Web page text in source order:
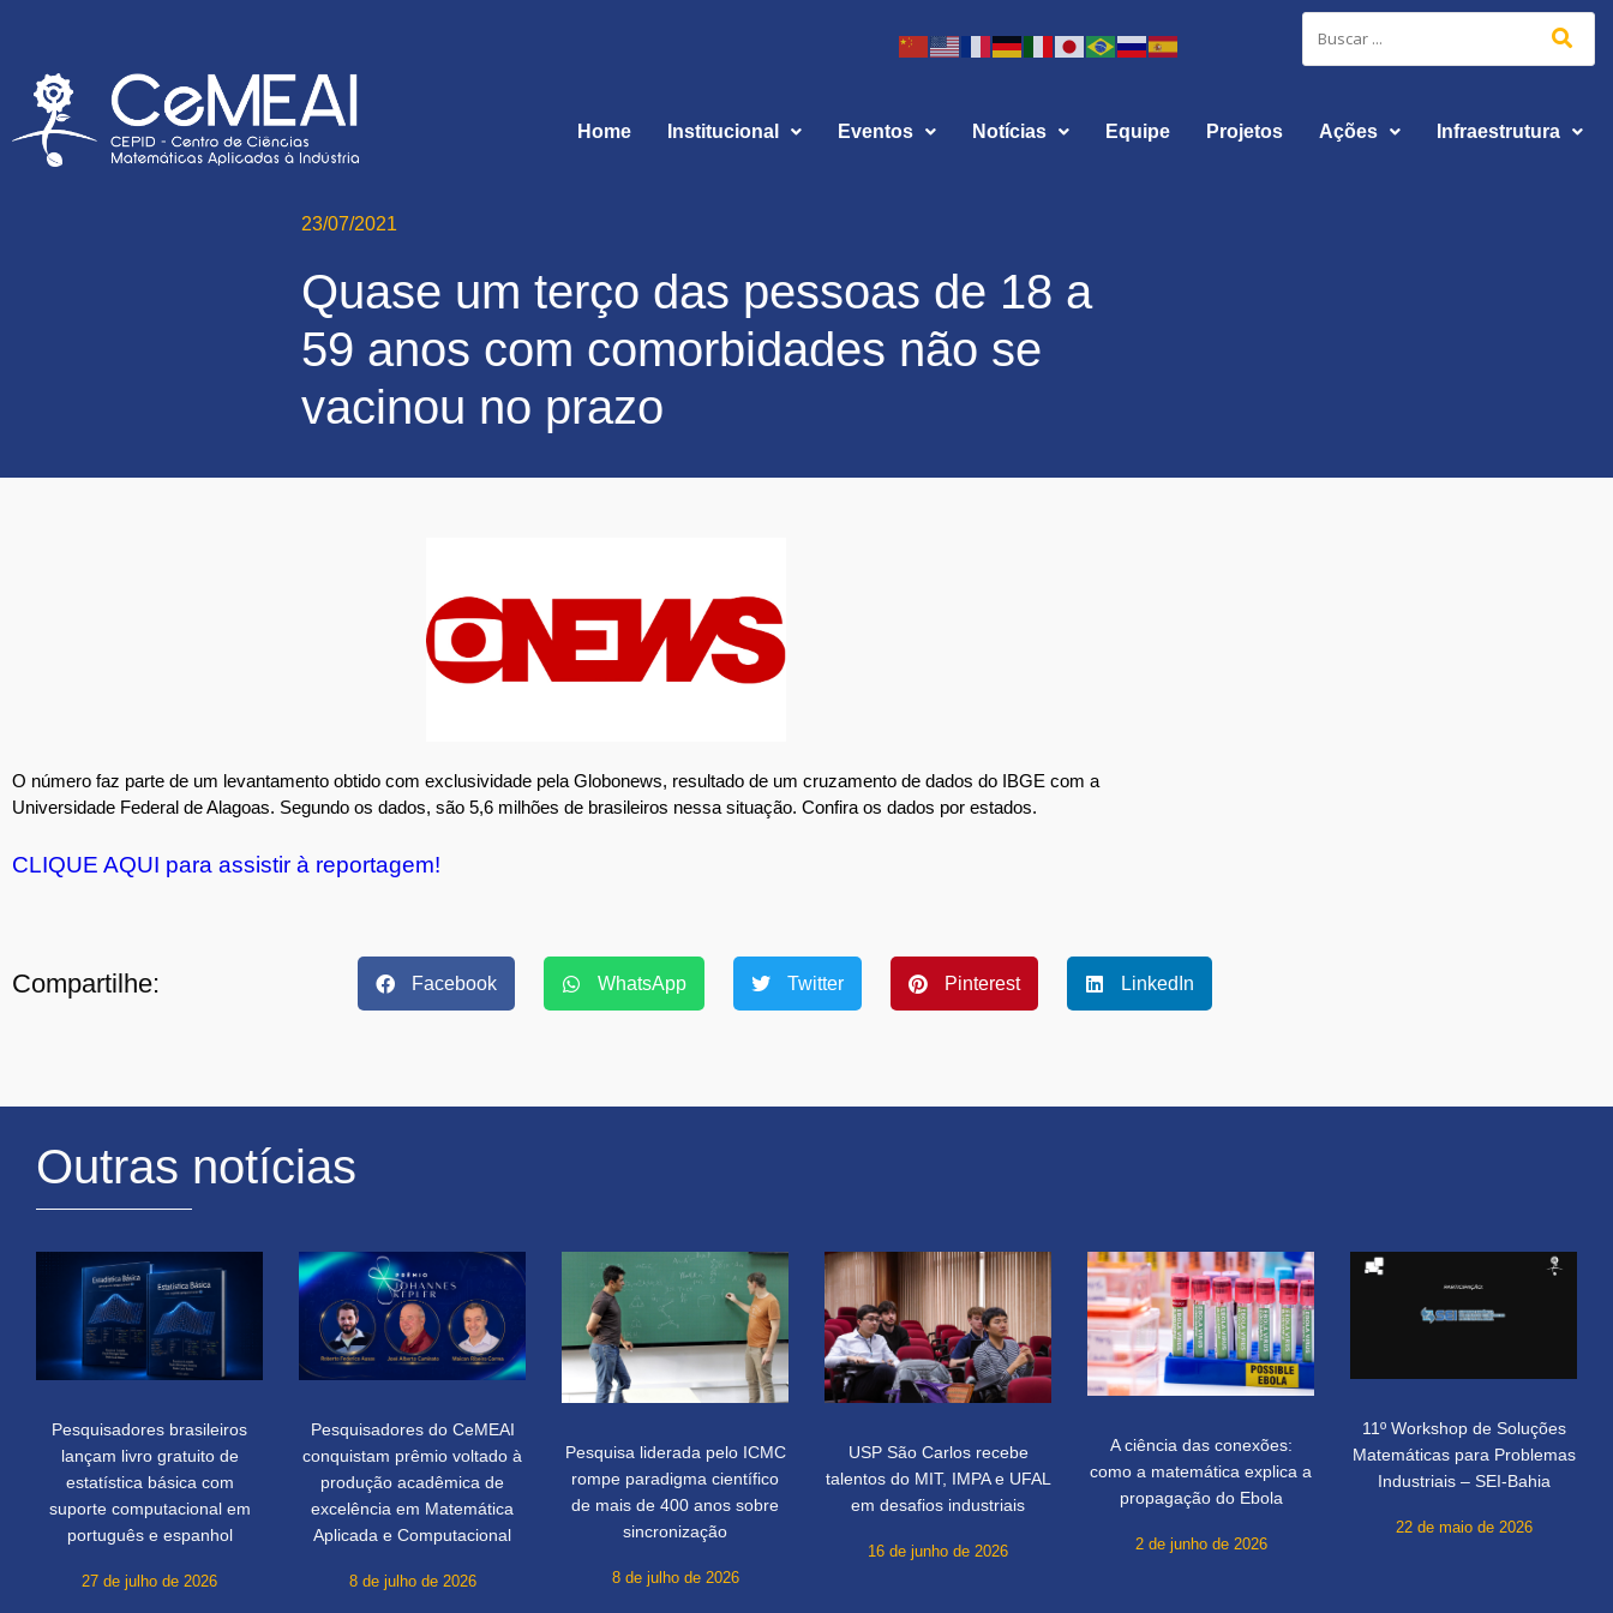
Home Institucional Eventos Notícias Equipe Projetos Ações Infraestrutura
23/07/2021
Quase um terço das pessoas de 18 a
59 anos com comorbidades não se
vacinou no prazo
O número faz parte de um levantamento obtido com exclusividade pela Globonews, resultado de um cruzamento de dados do IBGE com a
Universidade Federal de Alagoas. Segundo os dados, são 5,6 milhões de brasileiros nessa situação. Confira os dados por estados.
CLIQUE AQUI para assistir à reportagem!
Compartilhe: Facebook WhatsApp Twitter Pinterest LinkedIn
Outras notícias
Pesquisadores brasileiros
lançam livro gratuito de
estatística básica com
suporte computacional em
português e espanhol
27 de julho de 2026
Pesquisadores do CeMEAI
conquistam prêmio voltado à
produção acadêmica de
excelência em Matemática
Aplicada e Computacional
8 de julho de 2026
Pesquisa liderada pelo ICMC
rompe paradigma científico
de mais de 400 anos sobre
sincronização
8 de julho de 2026
USP São Carlos recebe
talentos do MIT, IMPA e UFAL
em desafios industriais
16 de junho de 2026
A ciência das conexões:
como a matemática explica a
propagação do Ebola
2 de junho de 2026
11º Workshop de Soluções
Matemáticas para Problemas
Industriais – SEI-Bahia
22 de maio de 2026